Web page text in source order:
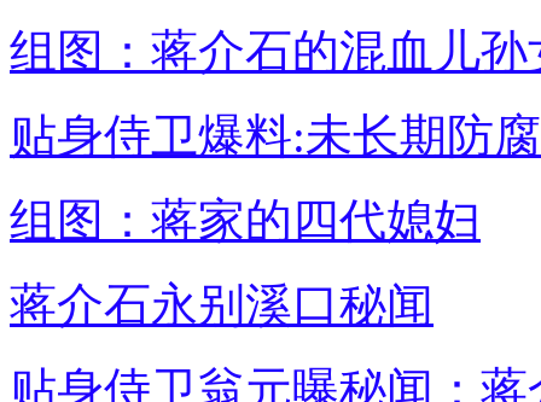
组图：蒋介石的混血儿孙
贴身侍卫爆料:未长期防
组图：蒋家的四代媳妇
蒋介石永别溪口秘闻
贴身侍卫翁元曝秘闻：